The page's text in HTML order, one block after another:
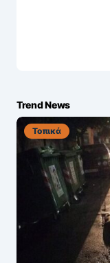
Trend News
Τοπικά